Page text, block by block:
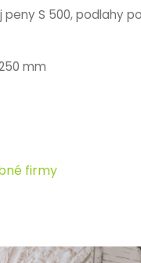
peny S 500, podlahy
mm
firmy